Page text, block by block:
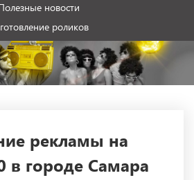
новости
роликов
рекламы на
в городе Самара